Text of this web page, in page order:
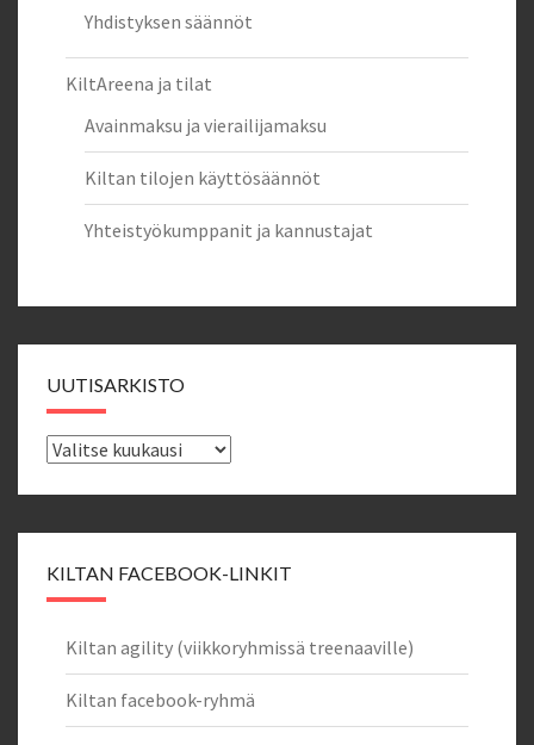
Yhdistyksen säännöt
KiltAreena ja tilat
Avainmaksu ja vierailijamaksu
Kiltan tilojen käyttösäännöt
Yhteistyökumppanit ja kannustajat
UUTISARKISTO
Uutisarkisto
KILTAN FACEBOOK-LINKIT
Kiltan agility (viikkoryhmissä treenaaville)
Kiltan facebook-ryhmä